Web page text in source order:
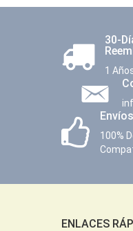
30-
1
100%
ENLACES